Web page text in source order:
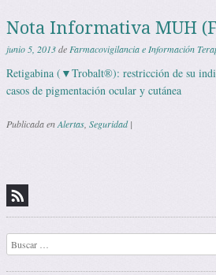
Nota Informativa MUH
junio 5, 2013deFarmacovigilancia e Información
Retigabina (▼Trobalt®): restricción de su
casos de pigmentación ocular y cutánea
Publicada enAlertas, Seguridad |
Buscar